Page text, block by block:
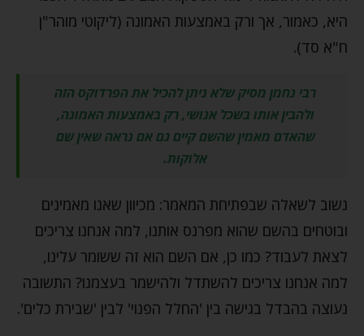
היא, כאמור, אך ורק באמצעות האמונה (ליקוטי מוהר"ן
ח"א סד).
רבי נחמן מסיק שלא ניתן להכיל את הפרדוקס הזה
ולהבין אותו בשכל אנושי, רק באמצעות האמונה,
שהאדם מאמין שהשם קיים גם אם נראה שאין שם
אלוקות.
נשוב לשאלה שבפתיחת המאמר: מכיוון שאנו מאמינים
ובוטחים בהשם שהוא מפרנס אותנו, למה אנחנו צריכים
לצאת לעבוד? כמו כן, אם השם הוא זה ששומר עלינו,
למה אנחנו צריכים להשתדל ולהישמר בעצמנו? התשובה
נעוצה בהבדל בגישה בין 'החלל הפנוי' לבין 'שבירת כלים'.